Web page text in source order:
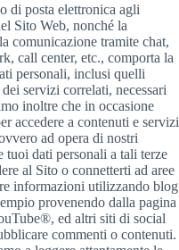
di posta elettronica agli
Sito Web, nonché la
comunicazione tramite chat,
call center, etc., comporta la
personali, inclusi quelli
servizi correlati, necessari
inoltre che in occasione
accedere a contenuti e servizi
ad opera di nostri
tuoi dati personali a tali terze
al Sito o connetterti ad aree
informazioni utilizzando blog
provenendo dalla pagina
ed altri siti di social
commenti o contenuti.